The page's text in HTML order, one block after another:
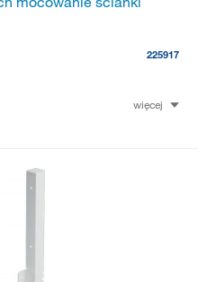
225917
więcej